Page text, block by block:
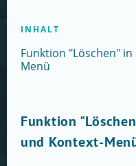
INHALT
Funktion "Löschen"
Menü
Funktion
und Kontext-